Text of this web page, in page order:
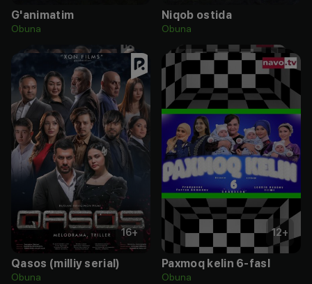
G'animatim
Obuna
Niqob ostida
Obuna
16+
Qasos (milliy serial)
Obuna
12+
Paxmoq kelin 6-fasl
Obuna